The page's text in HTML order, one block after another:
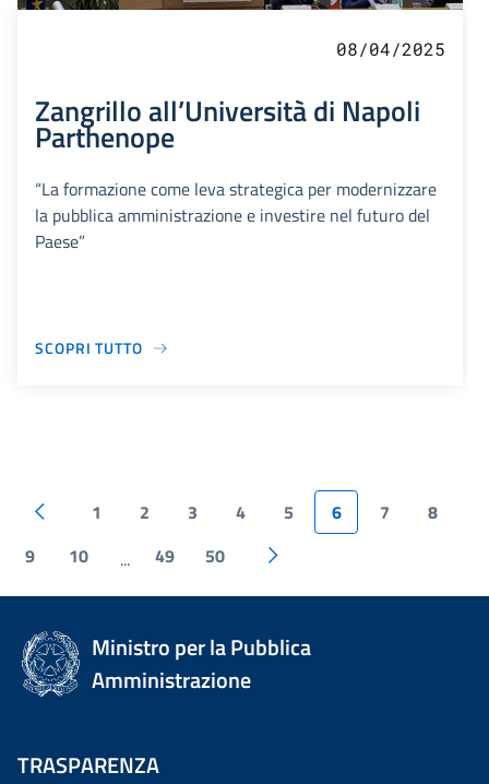
08/04/2025
Zangrillo all’Università di Napoli
Parthenope
“La formazione come leva strategica per modernizzare
la pubblica amministrazione e investire nel futuro del
Paese”
SCOPRI TUTTO
1 2 3 4 5 6 7
8
9
10 ... 49 50
Ministro per la Pubblica
Amministrazione
TRASPARENZA